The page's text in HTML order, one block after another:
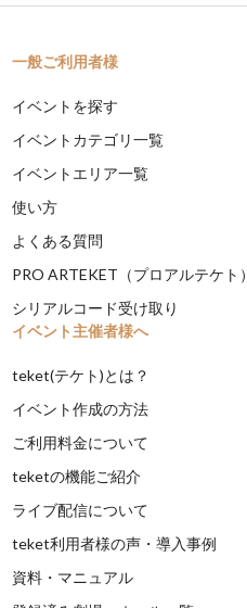
一般ご利用者様
イベントを探す
イベントカテゴリ一覧
イベントエリア一覧
使い方
よくある質問
PRO ARTEKET（プロアルテケト）
シリアルコード受け取り
イベント主催者様へ
teket(テケト)とは？
イベント作成の方法
ご利用料金について
teketの機能ご紹介
ライブ配信について
teket利用者様の声・導入事例
資料・マニュアル